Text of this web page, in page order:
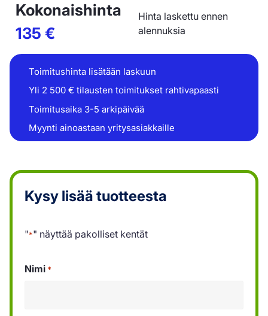
Kokonaishinta
135 €
Hinta laskettu ennen
alennuksia
Toimitushinta lisätään laskuun
Yli 2 500 € tilausten toimitukset rahtivapaasti
Toimitusaika 3-5 arkipäivää
Myynti ainoastaan yritysasiakkaille
Kysy lisää tuotteesta
"*" näyttää pakolliset kentät
Nimi *